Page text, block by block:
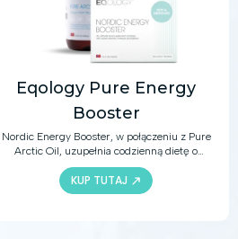
Eqology Pure Energy
Booster
Nordic Energy Booster, w połączeniu z Pure
Arctic Oil, uzupełnia codzienną dietę o
kwasy omega-3, witaminy i składniki
mineralne. Oprócz zdrowej i
zrównoważonej diety, te produkty oferują
KUP TUTAJ